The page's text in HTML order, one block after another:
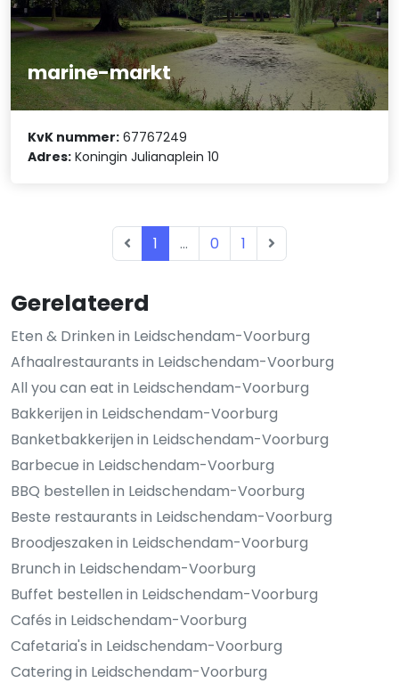
Gerelateerd
Eten & Drinken in Leidschendam-Voorburg
Afhaalrestaurants in Leidschendam-Voorburg
All you can eat in Leidschendam-Voorburg
Bakkerijen in Leidschendam-Voorburg
Banketbakkerijen in Leidschendam-Voorburg
Barbecue in Leidschendam-Voorburg
BBQ bestellen in Leidschendam-Voorburg
Beste restaurants in Leidschendam-Voorburg
Broodjeszaken in Leidschendam-Voorburg
Brunch in Leidschendam-Voorburg
Buffet bestellen in Leidschendam-Voorburg
Cafés in Leidschendam-Voorburg
Cafetaria's in Leidschendam-Voorburg
Catering in Leidschendam-Voorburg
marine-markt
KvK nummer: 67767249
Adres: Koningin Julianaplein 10
1 ... 0 1